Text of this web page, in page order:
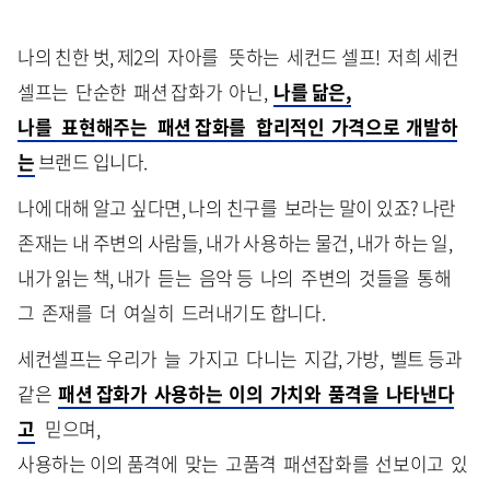
나의 친한 벗, 제2의 자아를 뜻하는 세컨드 셀프! 저희 세컨
셀프는 단순한 패션 잡화가 아닌, 나를 닮은,
나를 표현해주는 패션 잡화를 합리적인 가격으로 개발하
는 브랜드 입니다.
나에 대해 알고 싶다면, 나의 친구를 보라는 말이 있죠? 나란
존재는 내 주변의 사람들, 내가 사용하는 물건, 내가 하는 일,
내가 읽는 책, 내가 듣는 음악 등 나의 주변의 것들을 통해
그 존재를 더 여실히 드러내기도 합니다.
세컨셀프는 우리가 늘 가지고 다니는 지갑, 가방, 벨트 등과
같은 패션 잡화가 사용하는 이의 가치와 품격을 나타낸다
고 믿으며,
사용하는 이의 품격에 맞는 고품격 패션잡화를 선보이고 있